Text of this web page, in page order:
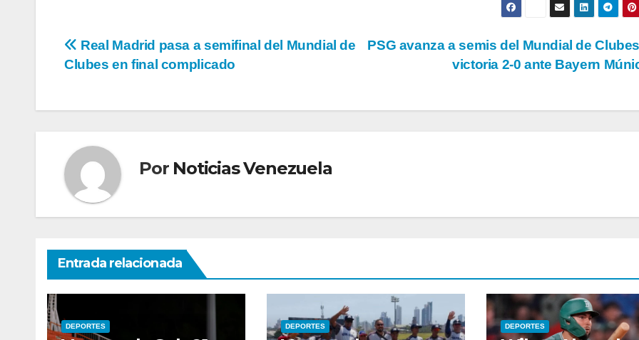
Navegación
entradas
PSG avanza a semis del Mundial de
victoria 2-0 ante Bayern
Real Madrid pasa a semifinal del Mundial de
Clubes en final complicado
Por Noticias Venezuela
Entrada relacionada
DEPORTES DEPORTES DEPORTES